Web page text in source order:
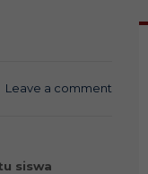
Leave a comment
siswa